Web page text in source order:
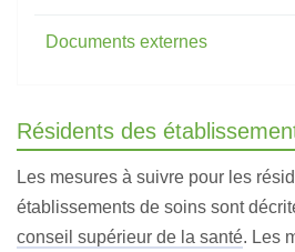
Documents externes
Résidents des
Les mesures à suivre pour les
établissements de soins sont
conseil supérieur de la santé. Les